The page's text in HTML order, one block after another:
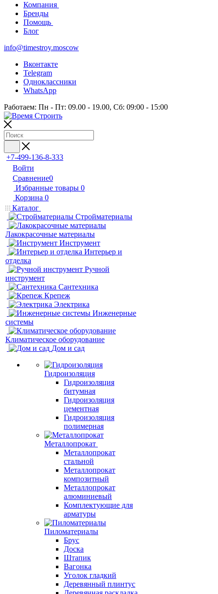
Компания
Бренды
Помощь
Блог
info@timestroy.moscow
Вконтакте
Telegram
Одноклассники
WhatsApp
Работаем: Пн - Пт: 09.00 - 19.00, Сб: 09:00 - 15:00
+7-499-136-8-333
Войти
Сравнение0
Избранные товары 0
Корзина 0
Каталог
Стройматериалы
Лакокрасочные материалы
Инструмент
Интерьер и
отделка
Ручной
инструмент
Сантехника
Крепеж
Электрика
Инженерные
системы
Климатическое оборудование
Дом и сад
Гидроизоляция
Гидроизоляция
битумная
Гидроизоляция
цементная
Гидроизоляция
полимерная
Металлопрокат
Металлопрокат
стальной
Металлопрокат
композитный
Металлопрокат
алюминиевый
Комплектующие для
арматуры
Пиломатериалы
Брус
Доска
Штапик
Вагонка
Уголок гладкий
Деревянный плинтус